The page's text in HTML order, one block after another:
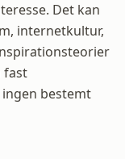
Det kan
internetkultur,
fast
bestemt